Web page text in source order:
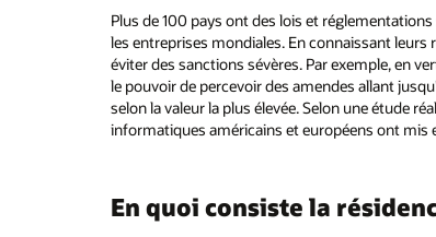
Plus de 100 pays ont des lois et
les entreprises mondiales. En connaissant
éviter des sanctions sévères. Par exemple, en
le pouvoir de percevoir des amendes allant
selon la valeur la plus élevée. Selon une étude
informatiques américains et européens ont mis
En quoi consiste la